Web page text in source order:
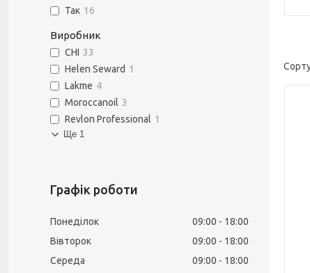
Так 16
Виробник
CHI 33
Helen Seward 1
Lakme 4
Moroccanoil 3
Revlon Professional 1
Ще 1
Графік роботи
Понеділок 09:00
18:00
Вівторок
09:00
18:00
Середа
09:00
18:00